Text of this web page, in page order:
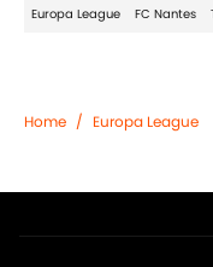
Europa League FC Nantes
Home / Europa League